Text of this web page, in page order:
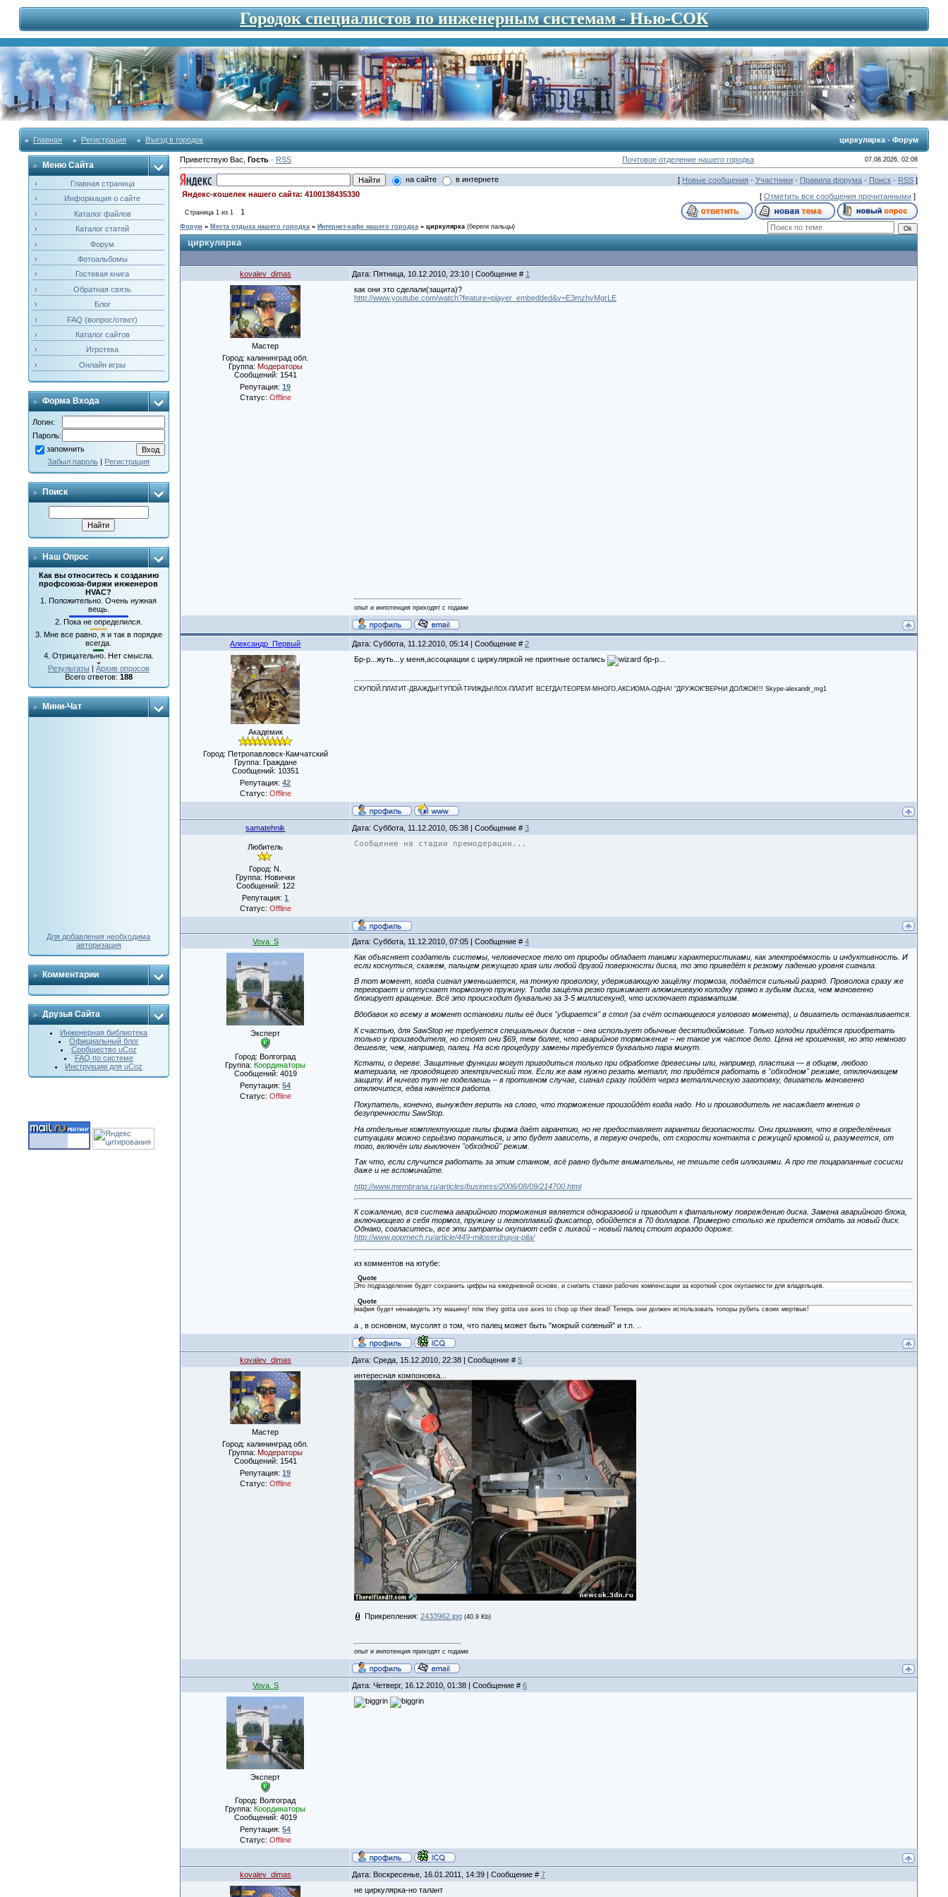
Городок специалистов по инженерным системам - Нью-СОК
Главная Регистрация Въезд в городок циркулярка - Форум
Меню Сайта
Главная страница
Информация о сайте
Каталог файлов
Каталог статей
Форум
Фотоальбомы
Гостевая книга
Обратная связь
Блог
FAQ (вопрос/ответ)
Каталог сайтов
Игротека
Онлайн игры
Форма Входа
Логин:
Пароль:
запомнить
Забыл пароль | Регистрация
Поиск
Наш Опрос
Как вы относитесь к созданию
профсоюза-биржи инженеров
HVAC?
1.Положительно. Очень нужная
вещь.
2. Пока не определился.
3. Мне все равно, я и так в порядке
всегда.
4. Отрицательно. Нет смысла.
Результаты | Архив опросов
Всего ответов: 188
Мини-Чат
Для добавления необходима
авторизация
Комментарии
Друзья Сайта
Инженерная библиотека
Официальный блог
Сообщество uCoz
FAQ по системе
Инструкции для uCoz
Приветствую Вас Гость· RSS Почтовое отделение нашего городка 07.08.2026, 02:08
на сайте в интернете [ Новые сообщения· Участники· Правила форума· Поиск· RSS]
Яндекс-кошелек нашего сайта: 4100138435330
[ Отметить все сообщения прочитанными]
Страница 1 из 1 1
Форум » Места отдыха нашего городка » Интернет-кафе нашего городка » циркулярка (береги пальцы)
циркулярка
kovalev_dimas Дата: Пятница, 10.12.2010, 23:10 | Сообщение # 1
Мастер
Город: калининград обл.
Группа: Модераторы
Сообщений: 1541
Репутация:19
Статус: Offline
как они это сделали(защита)?
http://www.youtube.com/watch?feature=player_embedded&v=E3mzhvMgrLE
опыт и инпотенция приходят с годами
Александр_Первый Дата: Суббота, 11.12.2010, 05:14 | Сообщение # 2
Академик
Город: Петропавловск-Камчатский
Группа: Граждане
Сообщений: 10351
Репутация:42
Статус: Offline
Бр-р...жуть...у меня,ассоциации с циркуляркой не приятные остались бр-р...
СКУПОЙ,ПЛАТИТ-ДВАЖДЫ!ТУПОЙ-ТРИЖДЫ!ЛОХ-ПЛАТИТ ВСЕГДА!ТЕОРЕМ-МНОГО,АКСИОМА-ОДНА! "ДРУЖОК"ВЕРНИ ДОЛЖОК!!! Skype-alexandr_mg1
samatehnik Дата: Суббота, 11.12.2010, 05:38 | Сообщение # 3
Любитель
Город: N.
Группа: Новички
Сообщений: 122
Репутация:1
Статус: Offline
Сообщение на стадии премодерации...
Vova_S Дата: Суббота, 11.12.2010, 07:05 | Сообщение # 4
Эксперт
Город: Волгоград
Группа:Координаторы
Сообщений: 4019
Репутация:54
Статус: Offline
Как объясняет создатель системы, человеческое тело от природы обладает такими характеристиками, как электроёмкость и индуктивность. И
если коснуться, скажем, пальцем режущего края или любой другой поверхности диска, то это приведёт к резкому падению уровня сигнала.
В тот момент, когда сигнал уменьшается, на тонкую проволоку, удерживающую защёлку тормоза, подаётся сильный разряд. Проволока сразу же
перегорает и отпускает тормозную пружину. Тогда защёлка резко прижимает алюминиевую колодку прямо к зубьям диска, чем мгновенно
блокирует вращение. Всё это происходит буквально за 3-5 миллисекунд, что исключает травматизм.
Вдобавок ко всему в момент остановки пилы её диск "убирается" в стол (за счёт остающегося углового момента), и двигатель останавливается.
К счастью, для SawStop не требуется специальных дисков – она использует обычные десятидюймовые. Только колодки придётся приобретать
только у производителя, но стоят они $69, тем более, что аварийное торможение – не такое уж частое дело. Цена не крошечная, но это немного
дешевле, чем, например, палец. На всю процедуру замены требуется буквально пара минут.
Кстати, о дереве. Защитные функции могут пригодиться только при обработке древесины или, например, пластика — в общем, любого
материала, не проводящего электрический ток. Если же вам нужно резать металл, то придётся работать в "обходном" режиме, отключающем
защиту. И ничего тут не поделаешь – в противном случае, сигнал сразу пойдёт через металлическую заготовку, двигатель мгновенно
отключится, едва начнётся работа.
Покупатель, конечно, вынужден верить на слово, что торможение произойдёт когда надо. Но и производитель не насаждает мнения о
безупречности SawStop.
На отдельные комплектующие пилы фирма даёт гарантию, но не предоставляет гарантии безопасности. Они признают, что в определённых
ситуациях можно серьёзно пораниться, и это будет зависеть, в первую очередь, от скорости контакта с режущей кромкой и, разумеется, от
того, включён или выключен "обходной" режим.
Так что, если случится работать за этим станком, всё равно будьте внимательны, не тешьте себя иллюзиями. А про те поцарапанные сосиски
даже и не вспоминайте.
http://www.membrana.ru/articles/business/2006/08/09/214700.html
К сожалению, вся система аварийного торможения является одноразовой и приводит к фатальному повреждению диска. Замена аварийного блока,
включающего в себя тормоз, пружину и легкоплавкий фиксатор, обойдется в 70 долларов. Примерно столько же придется отдать за новый диск.
Однако, согласитесь, все эти затраты окупают себя с лихвой – новый палец стоит гораздо дороже.
http://www.popmech.ru/article/449-miloserdnaya-pila/
из комментов на ютубе:
Quote
Это подразделение будет сохранить цифры на ежедневной основе, и снизить ставки рабочих компенсации за короткий срок окупаемости для владельцев.
Quote
мафия будет ненавидеть эту машину! now they gotta use axes to chop up their dead! Теперь они должен использовать топоры рубить своих мертвых!
а , в основном, мусолят о том, что палец может быть "мокрый соленый" и т.п. ..
kovalev_dimas Дата: Среда, 15.12.2010, 22:38 | Сообщение # 5
Мастер
Город: калининград обл.
Группа: Модераторы
Сообщений: 1541
Репутация:19
Статус: Offline
интересная компоновка...
Прикрепления: 2433962.jpg (40.9 Kb)
опыт и инпотенция приходят с годами
Vova_S Дата: Четверг, 16.12.2010, 01:38 | Сообщение # 6
Эксперт
Город: Волгоград
Группа:Координаторы
Сообщений: 4019
Репутация:54
Статус: Offline
kovalev_dimas Дата: Воскресенье, 16.01.2011, 14:39 | Сообщение # 7
не циркулярка-но талант